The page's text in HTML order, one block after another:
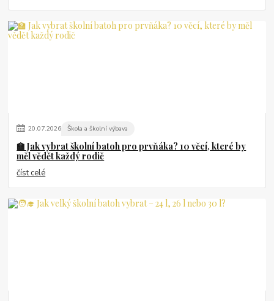
20.07.2026 Škola a školní výbava
🏫 Jak vybrat školní batoh pro prvňáka? 10 věcí, které by
měl vědět každý rodič
číst celé